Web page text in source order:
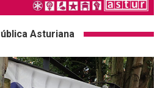
Asturiana